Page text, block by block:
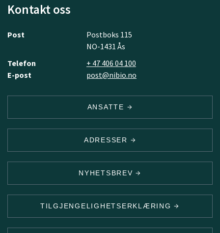
Kontakt oss
Post
Postboks 115
NO-1431 Ås
Telefon
+ 47 406 04 100
E-post
post@nibio.no
ANSATTE
ADRESSER
NYHETSBREV
TILGJENGELIGHETSERKLÆRING